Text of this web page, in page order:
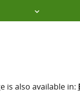
is also available in: